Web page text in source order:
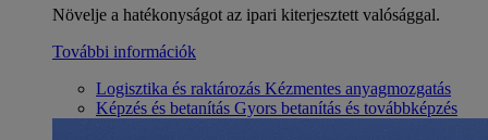
Növelje a hatékonyságot az ipari kiterjesztett valósággal.
További információk
Logisztika és raktározás Kézmentes anyagmozgatás
Képzés és betanítás Gyors betanítás és továbbképzés